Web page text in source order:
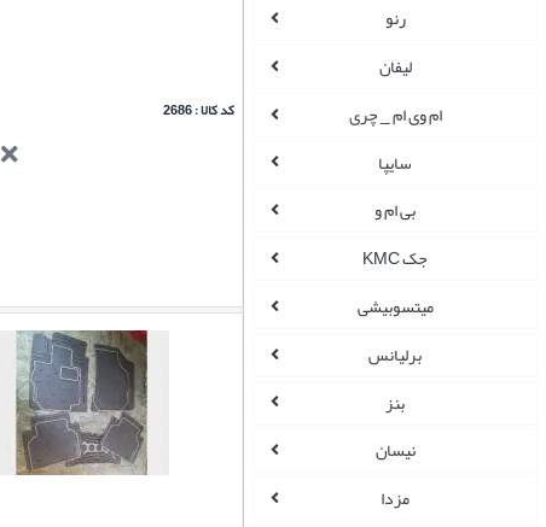
رنو
لیفان
ام وی ام _ چری
سایپا
بی ام و
جک KMC
میتسوبیشی
برلیانس
بنز
نیسان
مزدا
کد کالا : 2686